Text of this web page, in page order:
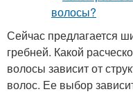
Расческа для
Сейчас предлагается
гребней. Какой
волосы зависит от
волос. Ее выбор